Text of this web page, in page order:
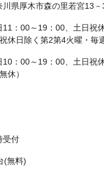
川県厚木市森の里若宮13－
11：00～19：00、土日祝
休日除く第2第4火曜・毎
10：00～19：00、土日祝
休）
受付
(無料)